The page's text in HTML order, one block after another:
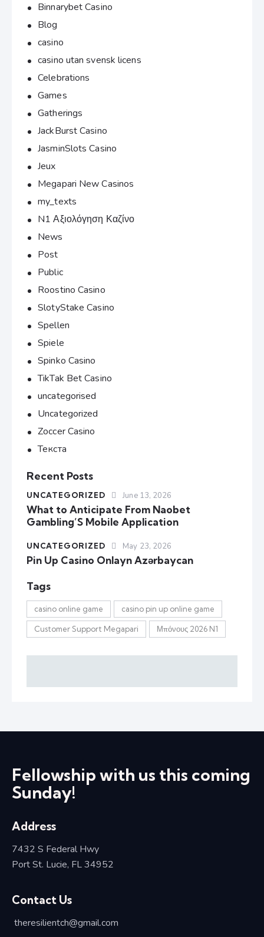
Binnarybet Casino
Blog
casino
casino utan svensk licens
Celebrations
Games
Gatherings
JackBurst Casino
JasminSlots Casino
Jeux
Megapari New Casinos
my_texts
N1 Αξιολόγηση Καζίνο
News
Post
Public
Roostino Casino
SlotyStake Casino
Spellen
Spiele
Spinko Casino
TikTak Bet Casino
uncategorised
Uncategorized
Zoccer Casino
Текста
Recent Posts
UNCATEGORIZED June 13, 2026
What to Anticipate From Naobet
Gambling’S Mobile Application
UNCATEGORIZED May 23, 2026
Pin Up Casino Onlayn Azərbaycan
Tags
casino online game casino pin up online game
Customer Support Megapari Μπόνους 2026 N1
Fellowship with us this coming
Sunday!
Address
7432 S Federal Hwy
Port St. Lucie, FL 34952
Contact Us
theresilientch@gmail.com